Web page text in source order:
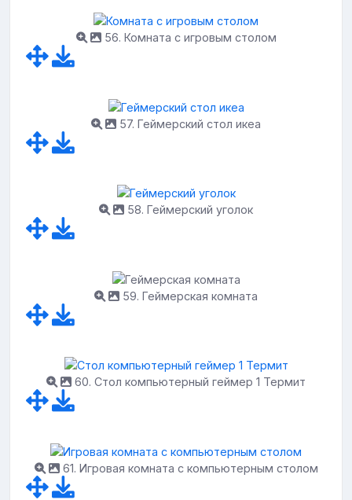
56. Комната с игровым столом
57. Геймерский стол икеа
58. Геймерский уголок
59. Геймерская комната
60. Стол компьютерный геймер 1 Термит
61. Игровая комната с компьютерным столом